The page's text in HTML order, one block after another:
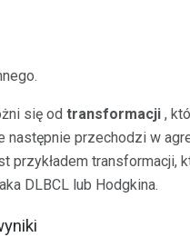
się od transformacji ,
następnie przechodzi w
przykładem transformacji,
DLBCL lub Hodgkina.